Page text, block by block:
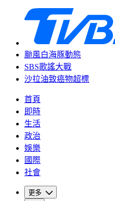
颱風白海豚動態
SBS歌謠大戰
沙拉油致癌物超標
首頁
即時
生活
政治
娛樂
國際
社會
更多